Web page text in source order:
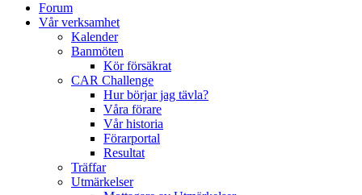
Forum
Vår verksamhet
Kalender
Banmöten
Kör försäkrat
CAR Challenge
Hur börjar jag tävla?
Våra förare
Vår historia
Förarportal
Resultat
Träffar
Utmärkelser